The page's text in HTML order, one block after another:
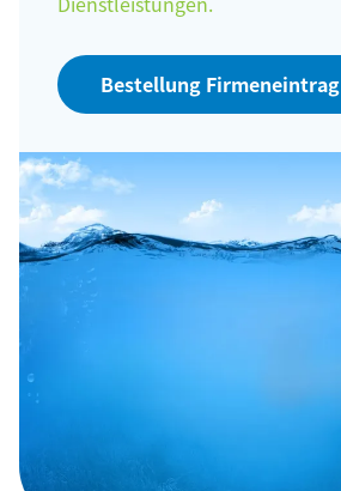
Bestellung Firmeneintrag